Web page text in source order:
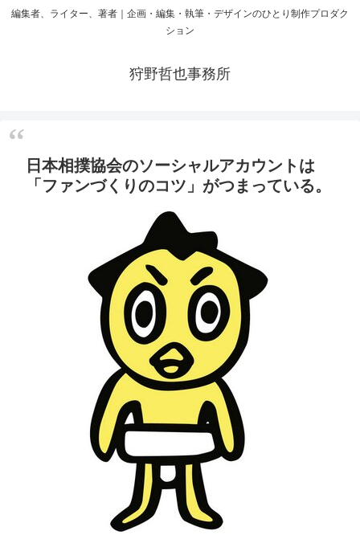
編集者、ライター、著者｜企画・編集・執筆・デザインのひとり制作プロダク
ション
狩野哲也事務所
日本相撲協会のソーシャルアカウントは
「ファンづくりのコツ」がつまっている。